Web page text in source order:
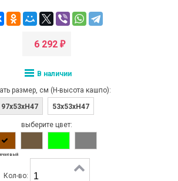
6 292 ₽
В наличии
размер, см (Н-высота кашпо):
97х53хН47
53х53хН47
выберите цвет:
Кол-во: